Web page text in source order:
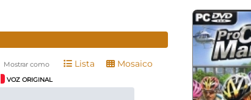
Mostrar como Lista Mosaico
VOZ ORIGINAL